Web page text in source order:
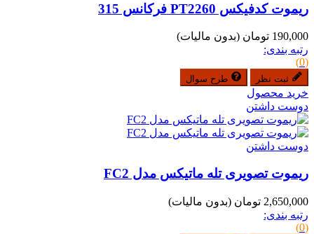
ریموت کدفیکس PT2260 فرکانس 315
190,000 تومان
(بدون مالیات)
رتبه بندی:
(0)
ثبت نظر طرح سوال
خرید محصول
دوست داشتن
دوست داشتن
ریموت تصویری تله ماتیکس مدل FC2
2,650,000 تومان
(بدون مالیات)
رتبه بندی:
(0)